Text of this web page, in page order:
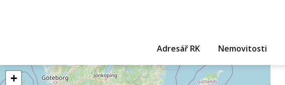
Adresář RK Nemovitosti
+